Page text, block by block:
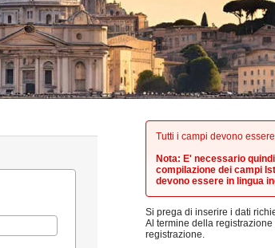
Tutti i campi devono
Nota:E' necessario
compilazione dei campi
devono essere in lingua
Si prega di inserire i dati
Al termine della
registrazione.